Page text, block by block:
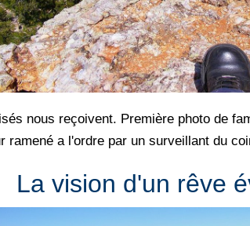
nous reçoivent. Première photo de
ramené a l'ordre par un surveillant du
La vision d'un rêve